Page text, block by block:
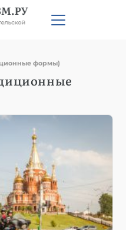
формы)